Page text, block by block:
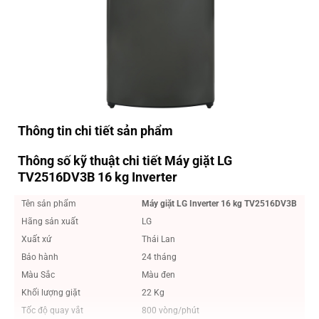
Thông tin chi tiết sản phẩm
Thông số kỹ thuật chi tiết Máy giặt LG
TV2516DV3B 16 kg Inverter
Tên sản phẩm
Máy giặt LG Inverter 16 kg TV2516DV3B
Hãng sản xuất
LG
Xuất xứ
Thái Lan
Bảo hành
24 tháng
Màu Sắc
Màu đen
Khối lượng giặt
22 Kg
Tốc độ quay vắt
800 vòng/phút